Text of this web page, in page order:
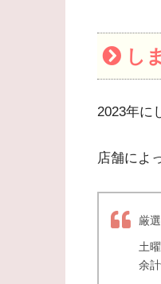
し
2023年に
店舗によ
厳
土
余計